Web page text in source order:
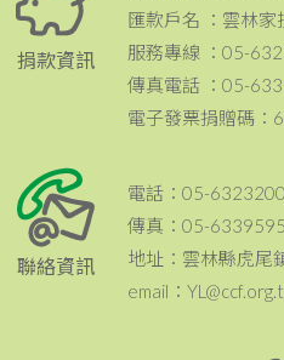
捐款資訊
匯款戶名 ：雲林家
服務專線 ：05-
傳真電話 ：05-
電子發票捐贈碼：
聯絡資訊
電話：05-6323200
傳真：05-6339595
地址：雲林縣虎尾
email：